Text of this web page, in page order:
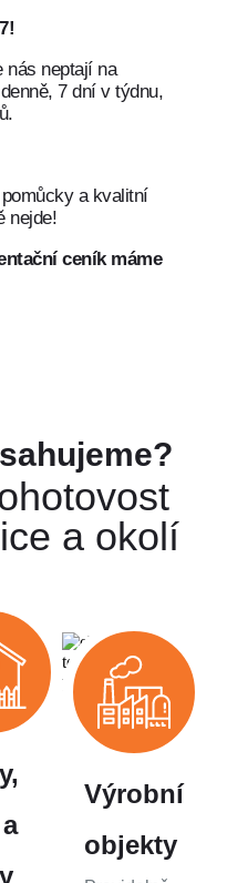
neptají na
7 dní v týdnu,
a kvalitní
nejde!
ceník máme
a okolí
Výrobní
objekty